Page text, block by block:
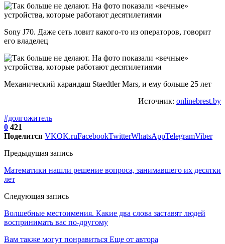
Sony J70. Даже сеть ловит какого-то из операторов, говорит
его владелец
Механический карандаш Staedtler Mars, и ему больше 25 лет
Источник: onlinebrest.by
#долгожитель
0 421
Поделится VKOK.ruFacebookTwitterWhatsAppTelegramViber
Предыдущая запись
Математики нашли решение вопроса, занимавшего их десятки
лет
Следующая запись
Волшебные местоимения. Какие два слова заставят людей
воспринимать вас по-другому
Вам также могут понравиться Еще от автора